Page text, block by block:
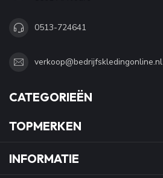
0513-724641
verkoop@bedrijfskledingonline.nl
CATEGORIEËN
TOPMERKEN
INFORMATIE